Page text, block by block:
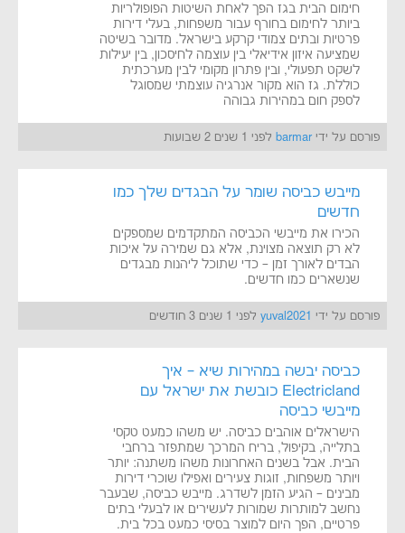
חימום הבית בגז הפך לאחת השיטות הפופולריות
ביותר לחימום בחורף עבור משפחות, בעלי דירות
פרטיות ובתים צמודי קרקע בישראל. מדובר בשיטה
שמציעה איזון אידיאלי בין עוצמה לחיסכון, בין יעילות
לשקט תפעולי, ובין פתרון מקומי לבין מערכתית
כוללת. גז הוא מקור אנרגיה עוצמתי שמסוגל
לספק חום במהירות גבוהה
פורסם על ידי barmar לפני 1 שנים 2 שבועות
מייבש כביסה שומר על הבגדים שלך כמו
חדשים
הכירו את מייבשי הכביסה המתקדמים שמספקים
לא רק תוצאה מצוינת, אלא גם שמירה על איכות
הבדים לאורך זמן – כדי שתוכל ליהנות מבגדים
שנשארים כמו חדשים.
פורסם על ידי yuval2021 לפני 1 שנים 3 חודשים
כביסה יבשה במהירות שיא – איך
Electricland כובשת את ישראל עם
מייבשי כביסה
הישראלים אוהבים כביסה. יש משהו כמעט טקסי
בתלייה, בקיפול, בריח המרכך שמתפזר ברחבי
הבית. אבל בשנים האחרונות משהו משתנה: יותר
ויותר משפחות, זוגות צעירים ואפילו שוכרי דירות
מבינים – הגיע הזמן לשדרג. מייבש כביסה, שבעבר
נחשב למותרות שמורות לעשירים או לבעלי בתים
פרטיים, הפך היום למוצר בסיסי כמעט בכל בית.